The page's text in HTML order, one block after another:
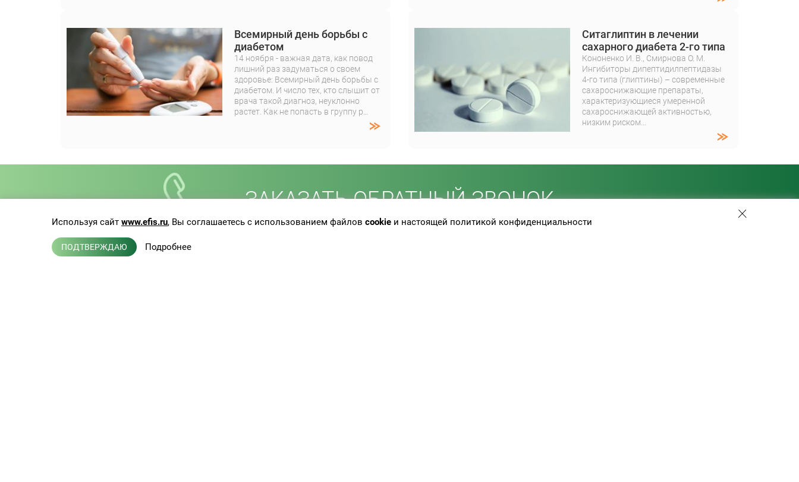
Всемирный день борьбы с
диабетом
14 ноября - важная дата, как повод
лишний раз задуматься о своем
здоровье: Всемирный день борьбы с
диабетом. И число тех, кто слышит от
врача такой диагноз, неуклонно
растет. Как не попасть в группу р…
Ситаглиптин в лечении
сахарного диабета 2-го типа
Кононенко И. В., Смирнова О. М.
Ингибиторы дипептидилпептидазы
4-го типа (глиптины) – современные
сахароснижающие препараты,
характеризующиеся умеренной
сахароснижающей активностью,
низким риском…
ЗАКАЗАТЬ ОБРАТНЫЙ ЗВОНОК
Используя сайт www.efis.ru, Вы соглашаетесь с использованием файлов cookie и настоящей политикой конфиденциальности
ПОДТВЕРЖДАЮ Подробнее